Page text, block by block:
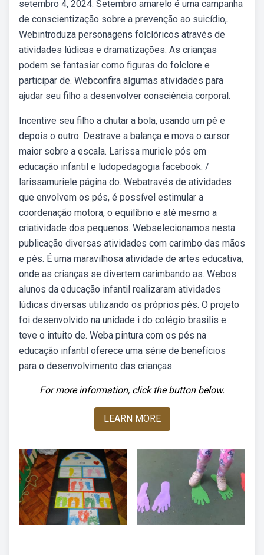
setembro 4, 2024. Setembro amarelo é uma campanha
de conscientização sobre a prevenção ao suicídio,.
Webintroduza personagens folclóricos através de
atividades lúdicas e dramatizações. As crianças
podem se fantasiar como figuras do folclore e
participar de. Webconfira algumas atividades para
ajudar seu filho a desenvolver consciência corporal.
Incentive seu filho a chutar a bola, usando um pé e
depois o outro. Destrave a balança e mova o cursor
maior sobre a escala. Larissa muriele pós em
educação infantil e ludopedagogia facebook: /
larissamuriele página do. Webatravés de atividades
que envolvem os pés, é possível estimular a
coordenação motora, o equilíbrio e até mesmo a
criatividade dos pequenos. Webselecionamos nesta
publicação diversas atividades com carimbo das mãos
e pés. É uma maravilhosa atividade de artes educativa,
onde as crianças se divertem carimbando as. Webos
alunos da educação infantil realizaram atividades
lúdicas diversas utilizando os próprios pés. O projeto
foi desenvolvido na unidade i do colégio brasilis e
teve o intuito de. Weba pintura com os pés na
educação infantil oferece uma série de benefícios
para o desenvolvimento das crianças.
For more information, click the button below.
LEARN MORE